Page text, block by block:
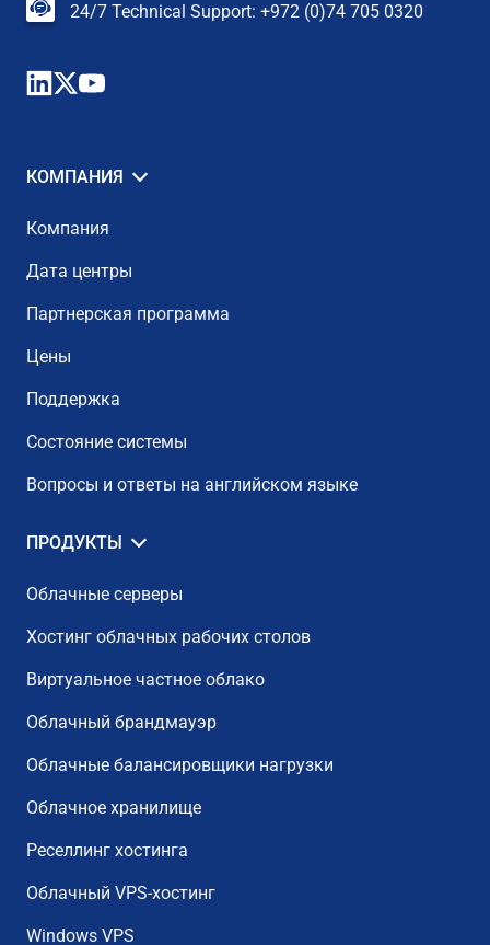
24/7 Technical Support: +972 (0)74 705 0320
КОМПАНИЯ
Компания
Дата центры
Партнерская программа
Цены
Поддержка
Состояние системы
Вопросы и ответы на английском языке
ПРОДУКТЫ
Облачные серверы
Хостинг облачных рабочих столов
Виртуальное частное облако
Облачный брандмауэр
Облачные балансировщики нагрузки
Облачное хранилище
Реселлинг хостинга
Облачный VPS-хостинг
Windows VPS